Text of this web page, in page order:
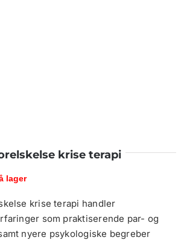
krise terapi
lager
krise terapi handler
som praktiserende par- og
nyere psykologiske begreber